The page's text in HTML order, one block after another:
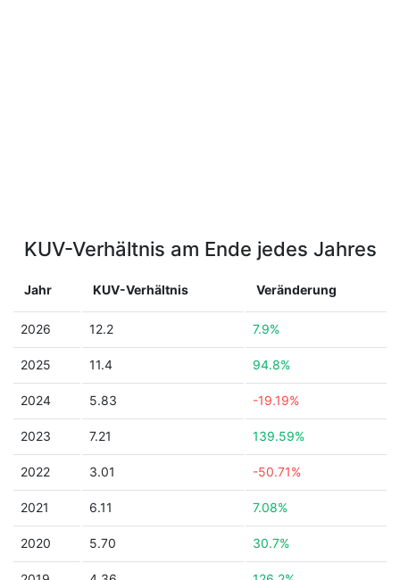
KUV-Verhältnis am Ende jedes Jahres
Jahr KUV-Verhältnis Veränderung
2026 12.2 7.9%
2025 11.4 94.8%
2024 5.83 -19.19%
2023 7.21 139.59%
2022 3.01 -50.71%
2021 6.11 7.08%
2020 5.70 30.7%